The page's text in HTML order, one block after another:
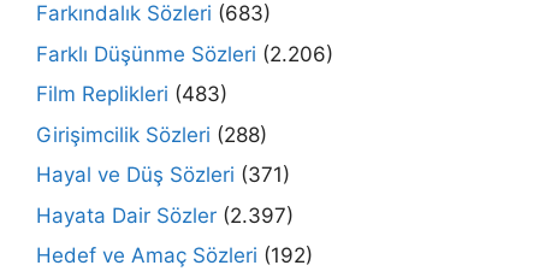
Farkındalık Sözleri (683)
Farklı Düşünme Sözleri (2.206)
Film Replikleri (483)
Girişimcilik Sözleri (288)
Hayal ve Düş Sözleri (371)
Hayata Dair Sözler (2.397)
Hedef ve Amaç Sözleri (192)